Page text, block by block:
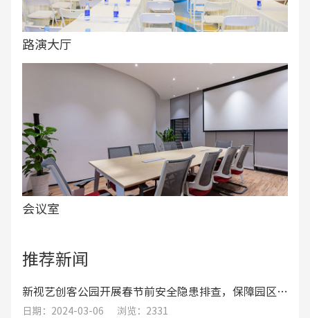
路演大厅
会议室
推荐新闻
新视艺创客公园开展春节前安全隐患排查，保障园区职工的生命财产安全
日期：2024-03-06 浏览：2331